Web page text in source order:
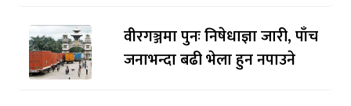
वीरगञ्जमा पुनः निषेधाज्ञा जारी, पाँच
जनाभन्दा बढी भेला हुन नपाउने